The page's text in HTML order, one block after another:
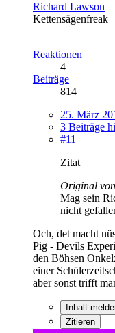
Richard Lawson
Kettensägenfreak
Reaktionen
4
Beiträge
814
25. März
3 Beiträge
#11
Zitat
Original
Mag sein
nicht
Och, det macht
Pig - Devils
den Böhsen
einer
aber sonst trifft
Inhalt
Zitieren